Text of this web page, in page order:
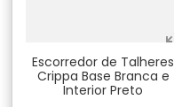
Escorredor de Talheres
Crippa Base Branca e
Interior Preto